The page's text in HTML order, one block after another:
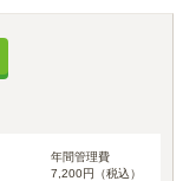
年間管理費
7,200円（税込）